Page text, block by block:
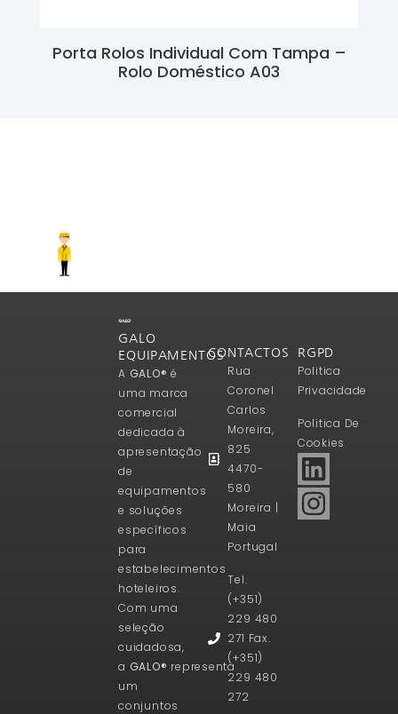
Porta Rolos Individual Com Tampa –
Rolo Doméstico A03
GALO
EQUIPAMENTOS
A GALO® é
uma marca
comercial
dedicada à
apresentação
de
equipamentos
e soluções
específicos
para
estabelecimentos
hoteleiros.
Com uma
seleção
cuidadosa,
a GALO® representa
um
conjuntos
CONTACTOS
Rua
Coronel
Carlos
Moreira,
825
4470-
580
Moreira |
Maia
Portugal
Tel.
(+351)
229 480
271 Fax.
(+351)
229 480
272
RGPD
Politica
Privacidade
Politica De
Cookies